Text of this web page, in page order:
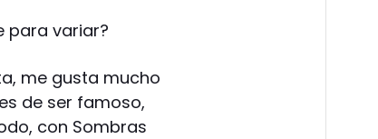
para variar?
me gusta mucho
de ser famoso,
con Sombras